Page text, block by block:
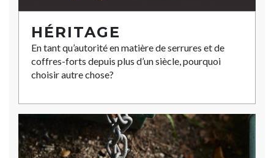
HÉRITAGE
En tant qu’autorité en matière de serrures et de
coffres-forts depuis plus d’un siècle, pourquoi
choisir autre chose?